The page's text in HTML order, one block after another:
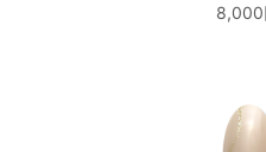
8,000